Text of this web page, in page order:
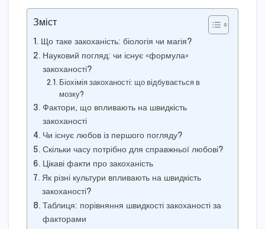
Зміст
Що таке закоханість: біологія чи магія?
Науковий погляд: чи існує «формула»
закоханості?
Біохімія закоханості: що відбувається в
мозку?
Фактори, що впливають на швидкість
закоханості
Чи існує любов із першого погляду?
Скільки часу потрібно для справжньої любові?
Цікаві факти про закоханість
Як різні культури впливають на швидкість
закоханості?
Таблиця: порівняння швидкості закоханості за
факторами